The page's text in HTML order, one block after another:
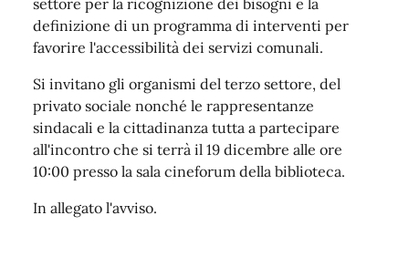
definizione di un programma di interventi per
favorire l'accessibilità dei servizi comunali.
Si invitano gli organismi del terzo settore, del
privato sociale nonché le rappresentanze
sindacali e la cittadinanza tutta a partecipare
all'incontro che si terrà il 19 dicembre alle ore
10:00 presso la sala cineforum della biblioteca.
In allegato l'avviso.